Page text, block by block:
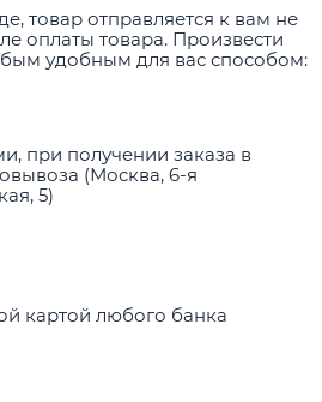
товар отправляется к вам не
оплаты товара. Произвести
удобным для вас способом:
при получении заказа в
(Москва, 6-я
5)
картой любого банка